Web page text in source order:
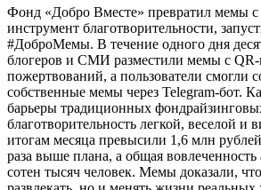
Фонд «Добро Вместе» превратил мемы
инструмент благотворительности,
#ДоброМемы. В течение одного дня
блогеров и СМИ разместили мемы с QR-
пожертвований, а пользователи смогли
собственные мемы через Telegram-бот.
барьеры традиционных
благотворительность легкой, веселой
итогам месяца превысили 1,6 млн
раза выше плана, а общая вовлеченность
сотен тысяч человек. Мемы доказали,